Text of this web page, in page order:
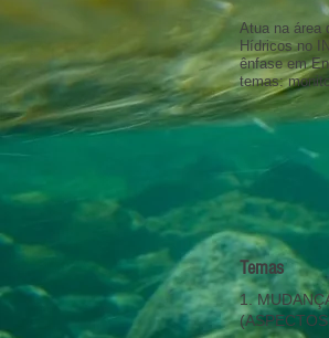
Atua na área
Hídricos no
ênfase em
temas:
Temas
1.